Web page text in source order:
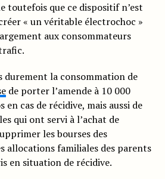
toutefois que ce dispositif n’est
« un véritable électrochoc »
aux consommateurs
la consommation de
de porter l’amende à 10 000
en cas de récidive, mais aussi de
qui ont servi à l’achat de
les bourses des
allocations familiales des parents
en situation de récidive.